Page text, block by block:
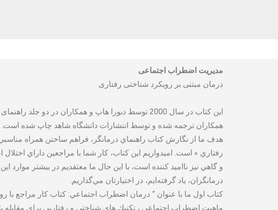
مدیریت اضطراب اجتماعی
درمان مبتنی بر رویکرد شناختی رفتاری
همکاران ترجمه شده و توسط انتشارات دانشگاه شاهد چاپ شده است.
هدف ما از نگارش كتاب راهنماي درمانگر، فراهم ساختن همراه
رفتاري » است. اميدواريم اين كتاب، كار شما با مراجعين داراي
و گاهي نيز نااميد كننده است، با اين حال ما معتقديم در بيشتر
درمانگران،‌ ياد گرفته‌ايم، در اختيارتان مي‌گذاريم.
ماهيت اضطراب اجتماعي ، تكنيك هاي شناختي و رفتاربي براي